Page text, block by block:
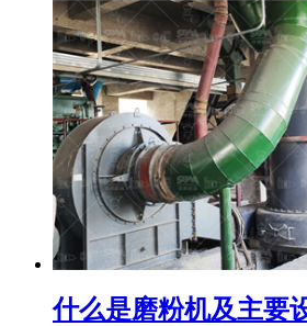
什么是磨粉机及主要